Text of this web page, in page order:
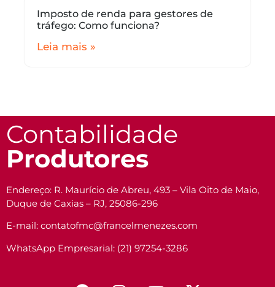
Imposto de renda para gestores de
tráfego: Como funciona?
Leia mais »
Contabilidade
Produtores
Endereço: R. Maurício de Abreu, 493 – Vila Oito de Maio,
Duque de Caxias – RJ, 25086-296
E-mail: contatofmc@francelmenezes.com
WhatsApp Empresarial: (21) 97254-3286